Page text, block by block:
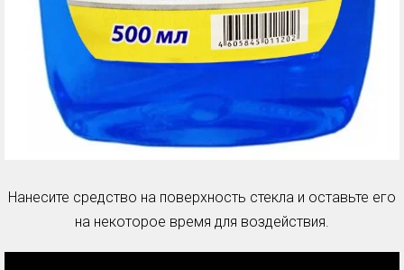
Нанесите средство на поверхность стекла и оставьте его
на некоторое время для воздействия.